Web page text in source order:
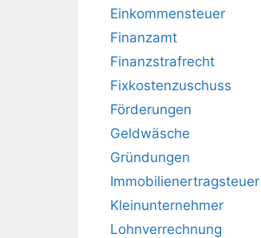
Einkommensteuer
Finanzamt
Finanzstrafrecht
Fixkostenzuschuss
Förderungen
Geldwäsche
Gründungen
Immobilienertragsteuer
Kleinunternehmer
Lohnverrechnung